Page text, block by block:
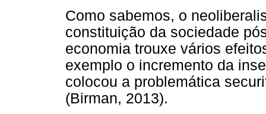
Como sabemos, o
constituição da sociedade
economia trouxe vários
exemplo o incremento da
colocou a problemática
(Birman, 2013).